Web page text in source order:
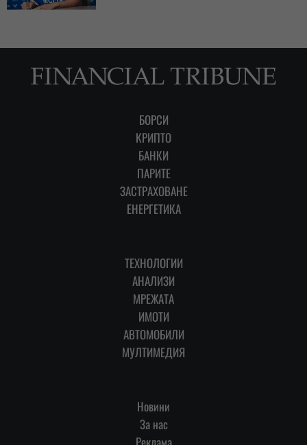
БОРСИ
КРИПТО
БАНКИ
ПАРИТЕ
ЗАСТРАХОВАНЕ
ЕНЕРГЕТИКА
ТЕХНОЛОГИИ
АНАЛИЗИ
МРЕЖАТА
ИМОТИ
АВТОМОБИЛИ
МУЛТИМЕДИЯ
Новини
За нас